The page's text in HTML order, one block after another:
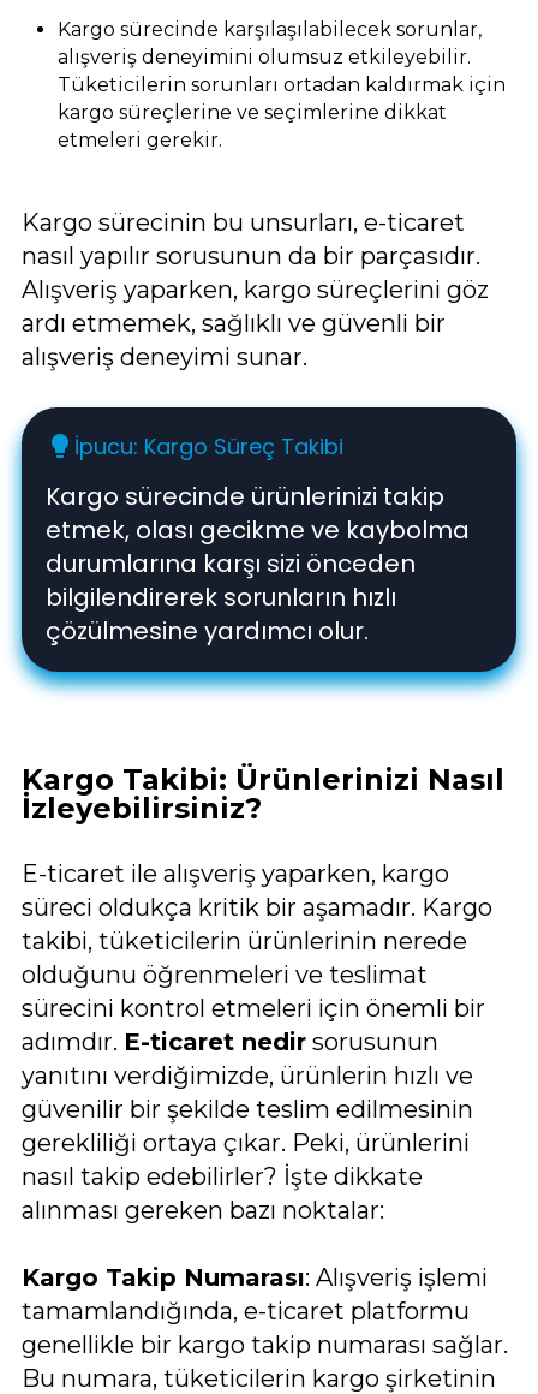
Kargo sürecinde karşılaşılabilecek sorunlar,
alışveriş deneyimini olumsuz etkileyebilir.
Tüketicilerin sorunları ortadan kaldırmak için
kargo süreçlerine ve seçimlerine dikkat
etmeleri gerekir.
Kargo sürecinin bu unsurları, e-ticaret
nasıl yapılır sorusunun da bir parçasıdır.
Alışveriş yaparken, kargo süreçlerini göz
ardı etmemek, sağlıklı ve güvenli bir
alışveriş deneyimi sunar.
lightbulb İpucu: Kargo Süreç Takibi
Kargo sürecinde ürünlerinizi takip
etmek, olası gecikme ve kaybolma
durumlarına karşı sizi önceden
bilgilendirerek sorunların hızlı
çözülmesine yardımcı olur.
Kargo Takibi: Ürünlerinizi Nasıl
İzleyebilirsiniz?
E-ticaret ile alışveriş yaparken, kargo
süreci oldukça kritik bir aşamadır. Kargo
takibi, tüketicilerin ürünlerinin nerede
olduğunu öğrenmeleri ve teslimat
sürecini kontrol etmeleri için önemli bir
adımdır. E-ticaret nedir sorusunun
yanıtını verdiğimizde, ürünlerin hızlı ve
güvenilir bir şekilde teslim edilmesinin
gerekliliği ortaya çıkar. Peki, ürünlerini
nasıl takip edebilirler? İşte dikkate
alınması gereken bazı noktalar:
Kargo Takip Numarası: Alışveriş işlemi
tamamlandığında, e-ticaret platformu
genellikle bir kargo takip numarası sağlar.
Bu numara, tüketicilerin kargo şirketinin